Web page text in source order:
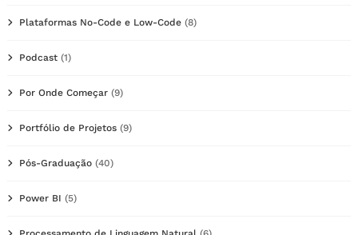
Plataformas No-Code e Low-Code (8)
Podcast (1)
Por Onde Começar (9)
Portfólio de Projetos (9)
Pós-Graduação (40)
Power BI (5)